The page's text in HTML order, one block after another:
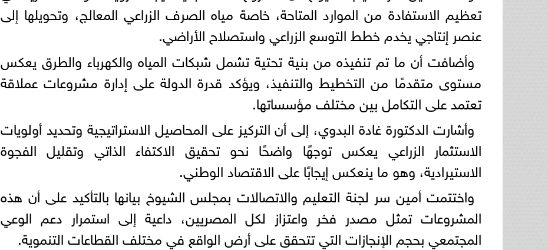
تعظيم الاستفادة من الموارد المتاحة، خاصة مياه الصرف الزراعي المعالج، وتحويلها إلى
عنصر إنتاجي يخدم خطط التوسع الزراعي واستصلاح الأراضي.
وأضافت أن ما تم تنفيذه من بنية تحتية تشمل شبكات المياه والكهرباء والطرق يعكس
مستوى متقدمًا من التخطيط والتنفيذ، ويؤكد قدرة الدولة على إدارة مشروعات عملاقة
تعتمد على التكامل بين مختلف مؤسساتها.
وأشارت الدكتورة غادة البدوي، إلى أن التركيز على المحاصيل الاستراتيجية وتحديد أولويات
الاستثمار الزراعي يعكس توجهًا واضحًا نحو تحقيق الاكتفاء الذاتي وتقليل الفجوة
الاستيرادية، وهو ما ينعكس إيجابًا على الاقتصاد الوطني.
واختتمت أمين سر لجنة التعليم والاتصالات بمجلس الشيوخ بيانها بالتأكيد على أن هذه
المشروعات تمثل مصدر فخر واعتزاز لكل المصريين، داعية إلى استمرار دعم الوعي
المجتمعي بحجم الإنجازات التي تتحقق على أرض الواقع في مختلف القطاعات التنموية.